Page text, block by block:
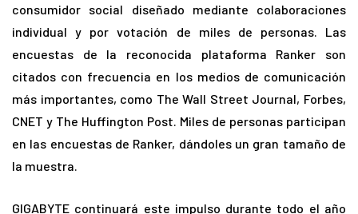
consumidor social diseñado mediante colaboraciones
individual y por votación de miles de personas. Las
encuestas de la reconocida plataforma Ranker son
citados con frecuencia en los medios de comunicación
más importantes, como The Wall Street Journal, Forbes,
CNET y The Huffington Post. Miles de personas participan
en las encuestas de Ranker, dándoles un gran tamaño de
la muestra.
GIGABYTE continuará este impulso durante todo el año